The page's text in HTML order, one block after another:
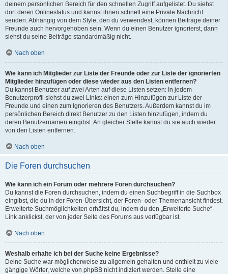
deinem persönlichen Bereich für den schnellen Zugriff aufgelistet. Du siehst
dort deren Onlinestatus und kannst ihnen schnell eine Private Nachricht
senden. Abhängig von dem Style, den du verwendest, können Beiträge deiner
Freunde auch hervorgehoben sein. Wenn du einen Benutzer ignorierst, dann
siehst du seine Beiträge standardmäßig nicht.
Nach oben
Wie kann ich Mitglieder zur Liste der Freunde oder zur Liste der ignorierten
Mitglieder hinzufügen oder diese wieder aus den Listen entfernen?
Du kannst Benutzer auf zwei Arten auf diese Listen setzen: In jedem
Benutzerprofil siehst du zwei Links: einen zum Hinzufügen zur Liste der
Freunde und einen zum Ignorieren des Benutzers. Außerdem kannst du im
persönlichen Bereich direkt Benutzer zu den Listen hinzufügen, indem du
deren Benutzernamen eingibst. An gleicher Stelle kannst du sie auch wieder
von den Listen entfernen.
Nach oben
Die Foren durchsuchen
Wie kann ich ein Forum oder mehrere Foren durchsuchen?
Du kannst die Foren durchsuchen, indem du einen Suchbegriff in die Suchbox
eingibst, die du in der Foren-Übersicht, der Foren- oder Themenansicht findest.
Erweiterte Suchmöglichkeiten erhältst du, indem du den „Erweiterte Suche“-
Link anklickst, der von jeder Seite des Forums aus verfügbar ist.
Nach oben
Weshalb erhalte ich bei der Suche keine Ergebnisse?
Deine Suche war möglicherweise zu allgemein gehalten und enthielt zu viele
gängige Wörter, welche von phpBB nicht indiziert werden. Stelle eine